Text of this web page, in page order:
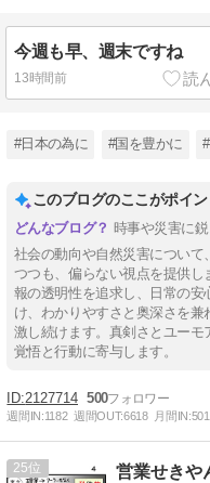
今週も早、週末ですね
13時間前
#日本の為に #国を豊かに
このブログのここがポイン
時事や災害に
社会の動向や自然災害について
つつも、偏らない視点を提供
報の透明性を追求し、日常の
け、わかりやすさと奥深さを
激し続けます。真剣さとユー
覚悟と行動に寄与します。
2127714 500
週間IN:1182 週間OUT:6618 月間IN:
25 営業せきや